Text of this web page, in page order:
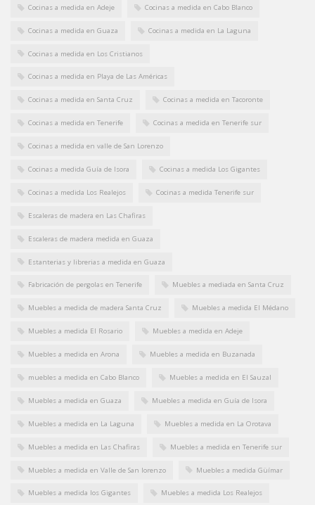
Cocinas a medida en Adeje Cocinas a medida en Cabo Blanco
Cocinas a medida en Guaza Cocinas a medida en La Laguna
Cocinas a medida en Los Cristianos
Cocinas a medida en Playa de Las Américas
Cocinas a medida en Santa Cruz Cocinas a medida en Tacoronte
Cocinas a medida en Tenerife Cocinas a medida en Tenerife sur
Cocinas a medida en valle de San Lorenzo
Cocinas a medida Guía de Isora Cocinas a medida Los Gigantes
Cocinas a medida Los Realejos Cocinas a medida Tenerife sur
Escaleras de madera en Las Chafiras
Escaleras de madera medida en Guaza
Estanterias y librerias a medida en Guaza
Fabricación de pergolas en Tenerife Muebles a mediada en Santa Cruz
Muebles a medida de madera Santa Cruz Muebles a medida El Médano
Muebles a medida El Rosario Muebles a medida en Adeje
Muebles a medida en Arona Muebles a medida en Buzanada
muebles a medida en Cabo Blanco Muebles a medida en El Sauzal
Muebles a medida en Guaza Muebles a medida en Guía de Isora
Muebles a medida en La Laguna Muebles a medida en La Orotava
Muebles a medida en Las Chafiras Muebles a medida en Tenerife sur
Muebles a medida en Valle de San lorenzo Muebles a medida Güímar
Muebles a medida los Gigantes Muebles a medida Los Realejos